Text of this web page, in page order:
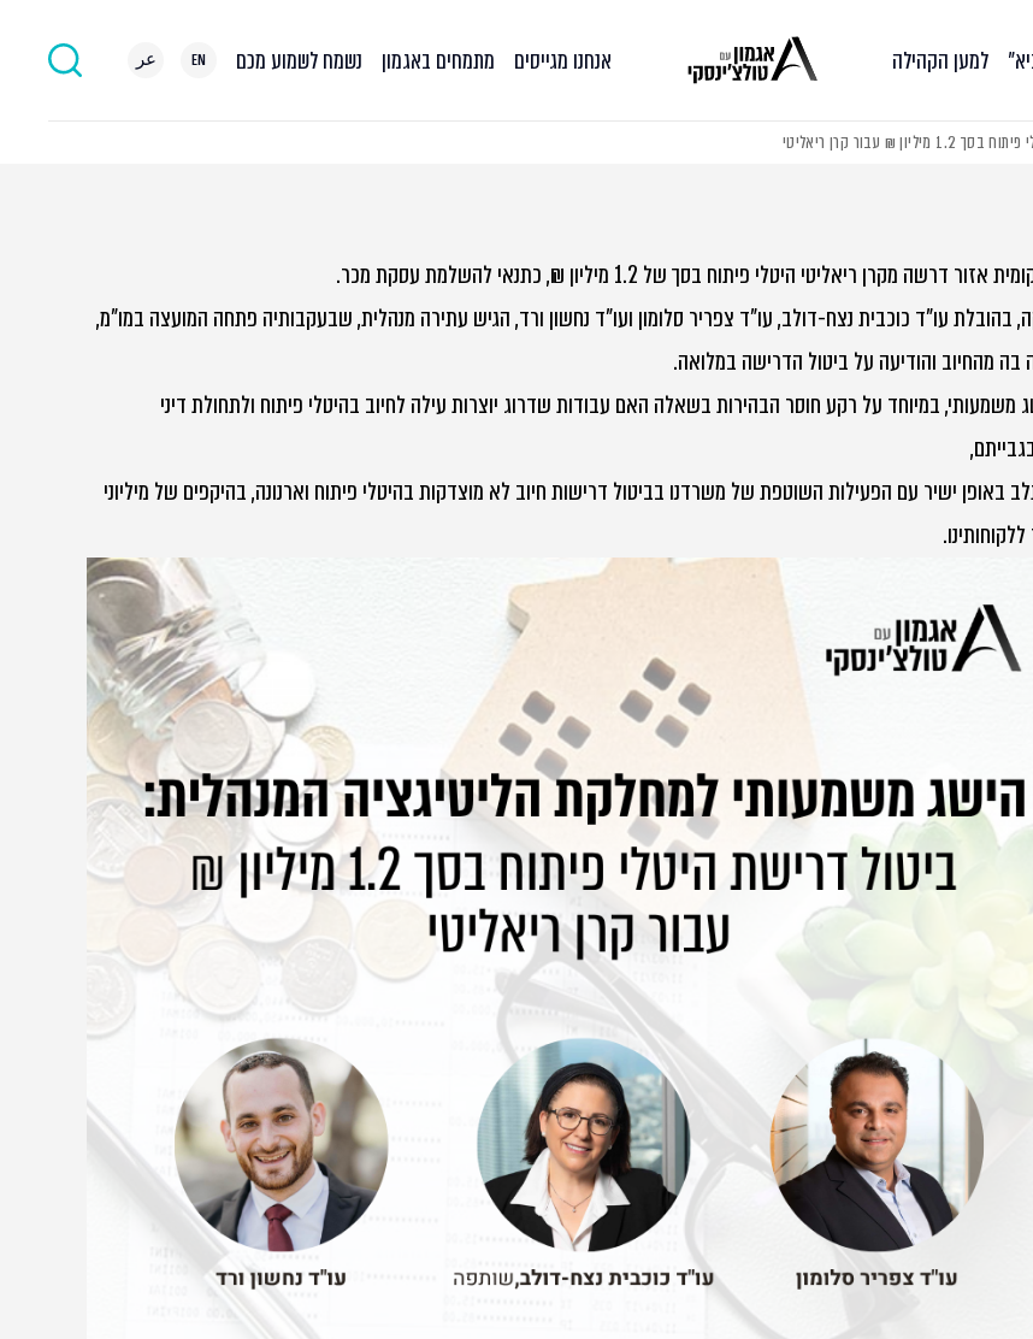
למען הקהילה אנחנו מגייסים מתמחים באגמון נשמח לשמוע מכם EN عر
קרן ריאליטי
דרשה מקרן ריאליטי היטלי פיתוח בסך של 1.2 מיליון ₪, כתנאי להשלמת עסקת מכר.
בהובלת עו"ד כוכבית נצח-דולב, עו"ד צפריר סלומון ועו"ד נחשון ורד, הגיש עתירה מנהלית, שבעקבותיה פתחה המועצה במו"מ,
בה מהחיוב והודיעה על ביטול הדרישה במלואה.
משמעותי, במיוחד על רקע חוסר הבהירות בשאלה האם עבודות שדרוג יוצרות עילה לחיוב בהיטלי פיתוח ולתחולת דיני
באופן ישיר עם הפעילות השוטפת של משרדנו בביטול דרישות חיוב לא מוצדקות בהיטלי פיתוח וארנונה, בהיקפים של מיליוני